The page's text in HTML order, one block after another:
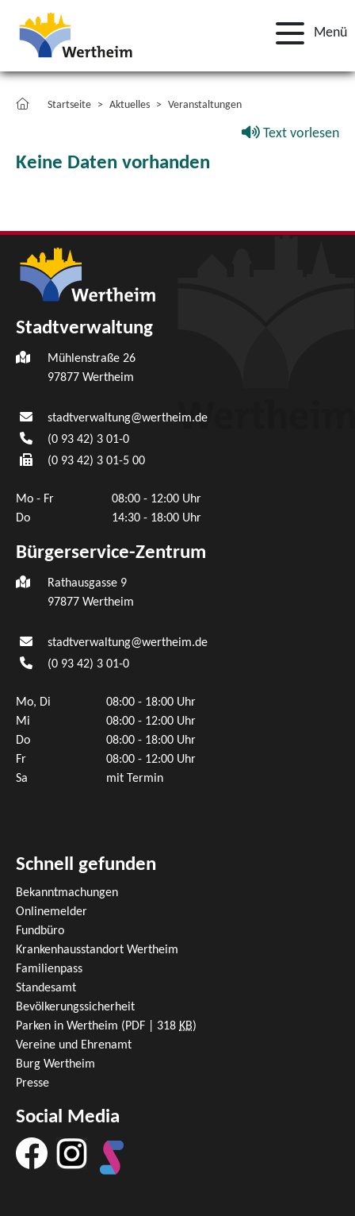
Menü
Startseite Aktuelles Veranstaltungen
Text vorlesen
Keine Daten vorhanden
Stadtverwaltung
Mühlenstraße 26
97877 Wertheim
stadtverwaltung@wertheim.de
(0 93 42) 3 01-0
(0 93 42) 3 01-5 00
Mo - Fr
08:00 - 12:00 Uhr
Do
14:30 - 18:00 Uhr
Bürgerservice-Zentrum
Rathausgasse 9
97877 Wertheim
stadtverwaltung@wertheim.de
(0 93 42) 3 01-0
Mo, Di
08:00 - 18:00 Uhr
Mi
08:00 - 12:00 Uhr
Do
08:00 - 18:00 Uhr
Fr
08:00 - 12:00 Uhr
Sa
mit Termin
Schnell gefunden
Bekanntmachungen
Onlinemelder
Fundbüro
Krankenhausstandort Wertheim
Familienpass
Standesamt
Bevölkerungssicherheit
Parken in Wertheim (PDF | 318 KB)
Vereine und Ehrenamt
Burg Wertheim
Presse
Social Media